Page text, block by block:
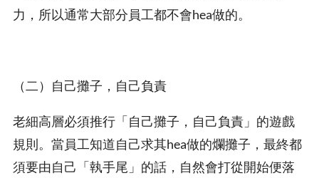
力，所以通常大部分員工都不會hea做的。
（二）自己攤子，自己負責
老細高層必須推行「自己攤子，自己負責」的遊戲
規則。當員工知道自己求其hea做的爛攤子，最終都
須要由自己「執手尾」的話，自然會打從開始便落